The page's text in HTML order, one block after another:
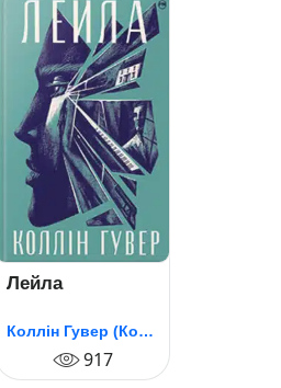
Лейла
Коллін Гувер (Колін Гувер)
917